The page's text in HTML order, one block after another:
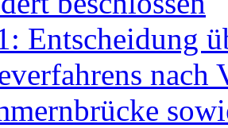
Entscheidung